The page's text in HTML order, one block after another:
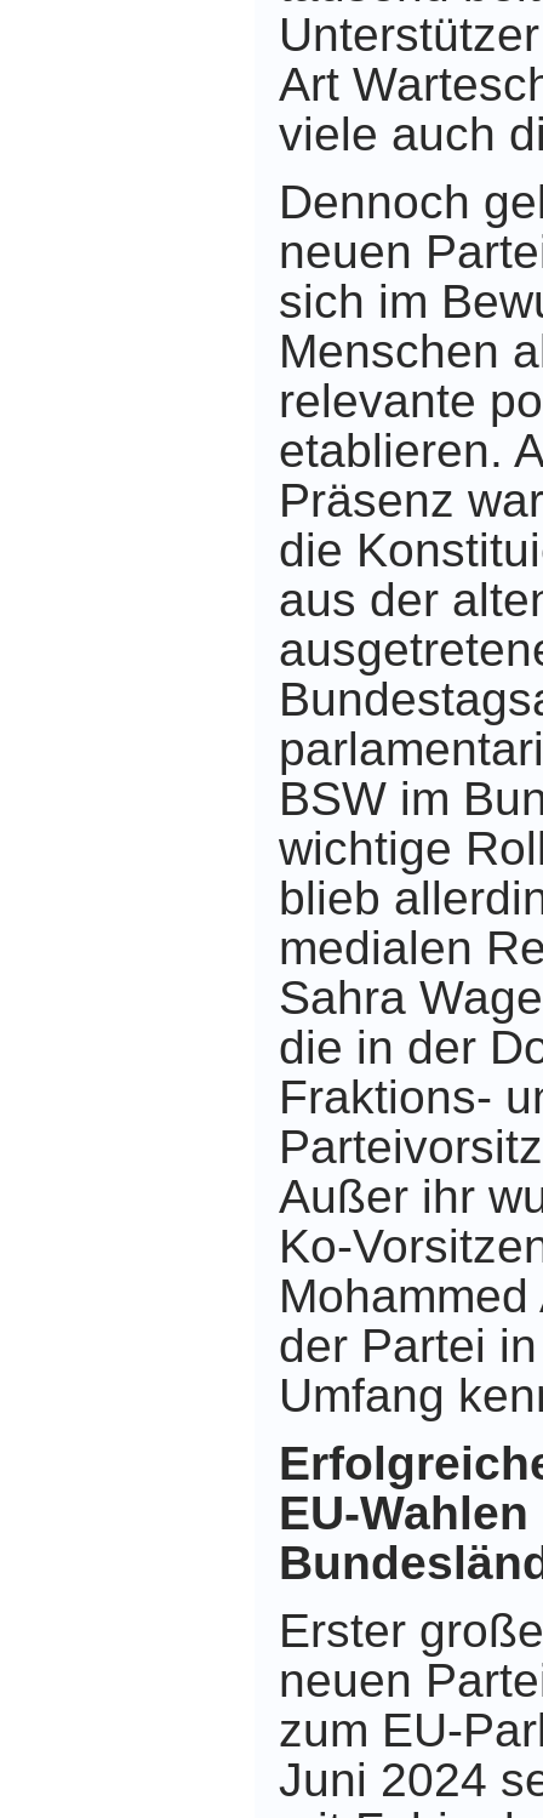
Art
viele auch
Dennoch
neuen
sich im
Menschen
relevante
etablieren.
Präsenz
die
aus der
BSW im
wichtige
blieb
medialen
Sahra
die in der
Fraktions-
Außer ihr
Ko-
Mohammed
der Partei
Umfang
EU-
Erster
neuen
zum EU-
Juni 2024